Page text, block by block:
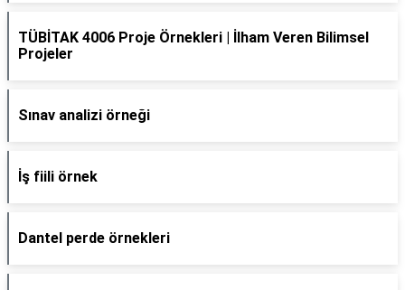
TÜBİTAK 4006 Proje Örnekleri | İlham Veren Bilimsel
Projeler
Sınav analizi örneği
İş fiili örnek
Dantel perde örnekleri